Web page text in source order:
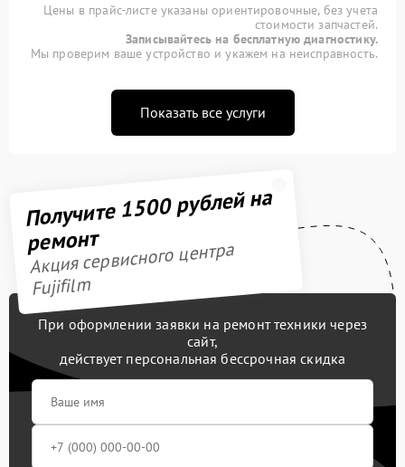
Цены в прайс-листе указаны ориентировочные, без учета
стоимости запчастей.
Записывайтесь на бесплатную диагностику.
Мы проверим ваше устройство и укажем на неисправность.
Показать все услуги
Получите 1500 рублей на
ремонт
Акция сервисного центра
Fujifilm
При оформлении заявки на ремонт техники через
сайт,
действует персональная бессрочная скидка